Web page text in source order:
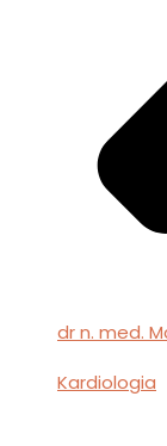
dr n. med.
Kardiologia